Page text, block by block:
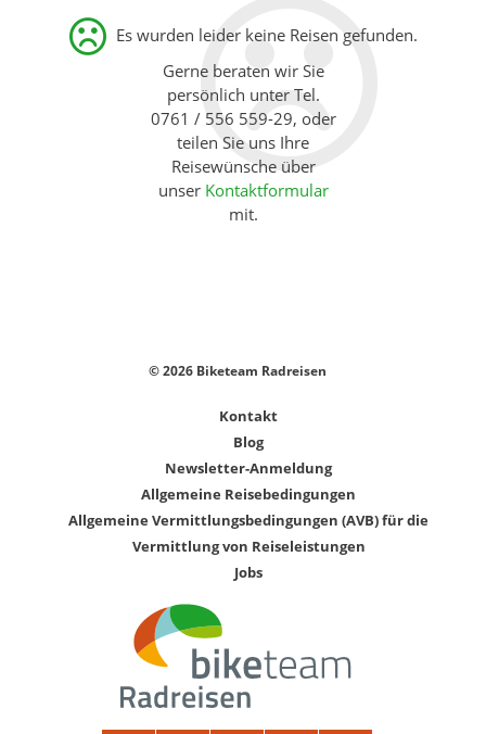
Es wurden leider keine Reisen gefunden.
Gerne beraten wir Sie
persönlich unter Tel.
0761 / 556 559-29, oder
teilen Sie uns Ihre
Reisewünsche über
unser Kontaktformular
mit.
© 2026 Biketeam Radreisen
Kontakt
Blog
Newsletter-Anmeldung
Allgemeine Reisebedingungen
Allgemeine Vermittlungsbedingungen (AVB) für die
Vermittlung von Reiseleistungen
Jobs